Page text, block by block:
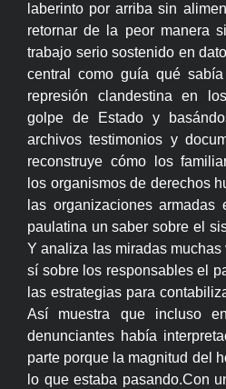
laberinto por arriba sin
retornar de la peor manera
trabajo serio sostenido en
central como guía qué
represión clandestina en
golpe de Estado y
archivos testimonios y
reconstruye cómo los
los organismos de derechos
las organizaciones armadas
paulatina un saber sobre el
Y analiza las miradas
sí sobre los responsables el
las estrategias para
Así muestra que incluso
denunciantes había
parte porque la magnitud del
lo que estaba pasando.Con